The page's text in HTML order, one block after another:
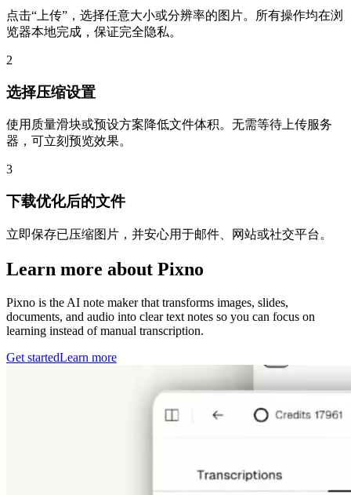
点击“上传”，选择任意大小或分辨率的图片。所有操作均在浏
览器本地完成，保证完全隐私。
2
选择压缩设置
使用质量滑块或预设方案降低文件体积。无需等待上传服务
器，可立刻预览效果。
3
下载优化后的文件
立即保存已压缩图片，并安心用于邮件、网站或社交平台。
Learn more about Pixno
Pixno is the AI note maker that transforms images, slides,
documents, and audio into clear text notes so you can focus on
learning instead of manual transcription.
Get startedLearn more